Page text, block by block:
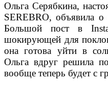
Ольга Серябкина,
SEREBRO, объявила о
Большой пост в
шокирующей для
она готова уйти в
Ольга вдруг решила
вообще теперь будет с